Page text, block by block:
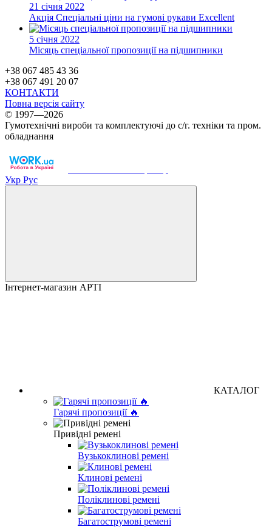
21 січня 2022
Акція Спеціальні ціни на гумові рукави Excellent
5 січня 2022
Місяць спеціальної пропозиції на підшипники
+38 067 485 43 36
+38 067 491 20 07
КОНТАКТИ
Повна версія сайту
© 1997—2026
Гумотехнічні вироби та комплектуючі до с/г. техніки та пром.
обладнання
Укр Рус
Інтернет-магазин АРТІ
КАТАЛОГ
Гарячі пропозиції 🔥
Привідні ремені
Вузькоклинові ремені
Клинові ремені
Поліклинові ремені
Багатострумові ремені